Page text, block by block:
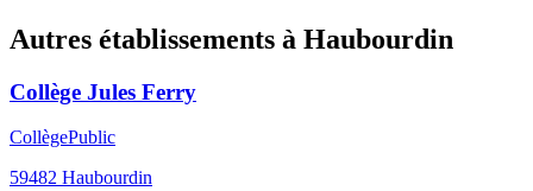
Autres établissements à Haubourdin
Collège Jules Ferry
CollègePublic
59482 Haubourdin